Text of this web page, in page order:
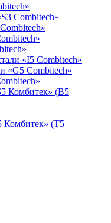
Combitech»
«I5 Combitech»
«G5 Combitech»
Комбитек» (B5
Комбитек» (T5